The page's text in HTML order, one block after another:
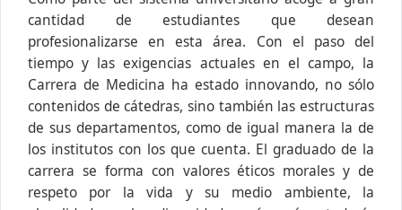
cantidad de estudiantes que desean
profesionalizarse en esta área. Con el paso del
tiempo y las exigencias actuales en el campo, la
Carrera de Medicina ha estado innovando, no sólo
contenidos de cátedras, sino también las estructuras
de sus departamentos, como de igual manera la de
los institutos con los que cuenta. El graduado de la
carrera se forma con valores éticos morales y de
respeto por la vida y su medio ambiente, la